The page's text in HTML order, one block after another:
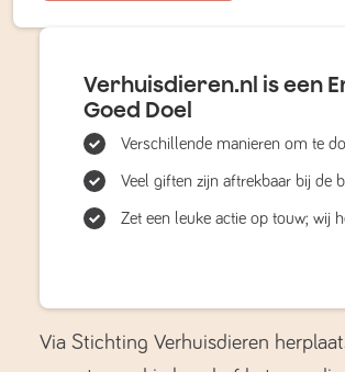
Verhuisdieren.nl is een
Goed Doel
Verschillende manieren om te
Veel giften zijn aftrekbaar bij de
Zet een leuke actie op touw; wij
Via Stichting Verhuisdieren